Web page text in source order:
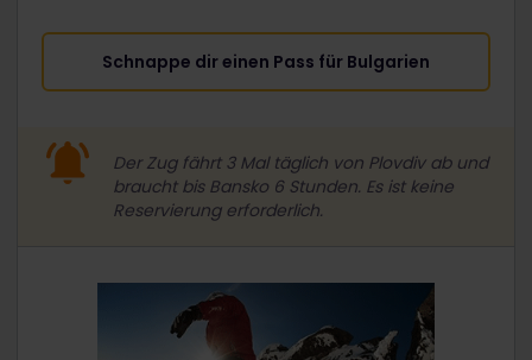
Schnappe dir einen Pass für Bulgarien
Der Zug fährt 3 Mal täglich von Plovdiv ab und
braucht bis Bansko 6 Stunden. Es ist keine
Reservierung erforderlich.